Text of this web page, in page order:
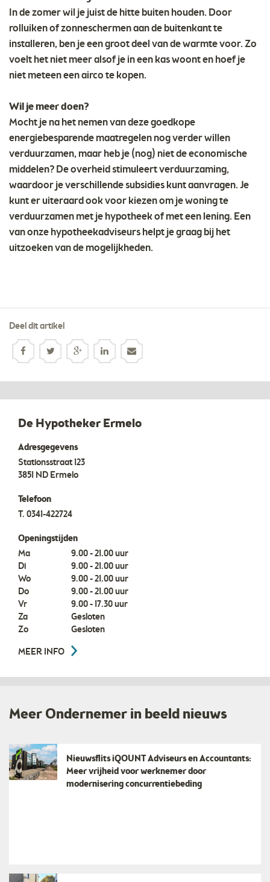
In de zomer wil je juist de hitte buiten houden. Door
rolluiken of zonneschermen aan de buitenkant te
installeren, ben je een groot deel van de warmte voor. Zo
voelt het niet meer alsof je in een kas woont en hoef je
niet meteen een airco te kopen.
Wil je meer doen?
Mocht je na het nemen van deze goedkope
energiebesparende maatregelen nog verder willen
verduurzamen, maar heb je (nog) niet de economische
middelen? De overheid stimuleert verduurzaming,
waardoor je verschillende subsidies kunt aanvragen. Je
kunt er uiteraard ook voor kiezen om je woning te
verduurzamen met je hypotheek of met een lening. Een
van onze hypotheekadviseurs helpt je graag bij het
uitzoeken van de mogelijkheden.
Deel dit artikel
De Hypotheker Ermelo
Adresgegevens
Stationsstraat 123
3851 ND Ermelo
Telefoon
T. 0341-422724
Openingstijden
Ma
9.00 - 21.00 uur
Di
9.00 - 21.00 uur
Wo
9.00 - 21.00 uur
Do
9.00 - 21.00 uur
Vr
9.00 - 17.30 uur
Za
Gesloten
Zo
Gesloten
MEER INFO
Meer Ondernemer in beeld nieuws
Nieuwsflits iQOUNT Adviseurs en Accountants:
Meer vrijheid voor werknemer door
modernisering concurrentiebeding